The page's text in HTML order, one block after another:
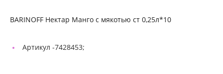
BARINOFF Нектар Манго с мякотью ст 0,25л*10
Артикул -7428453;